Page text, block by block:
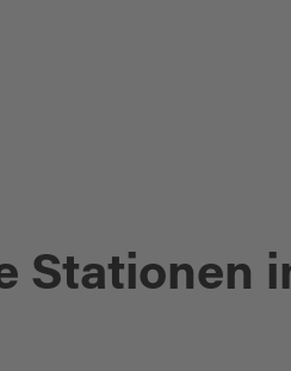
Stationen